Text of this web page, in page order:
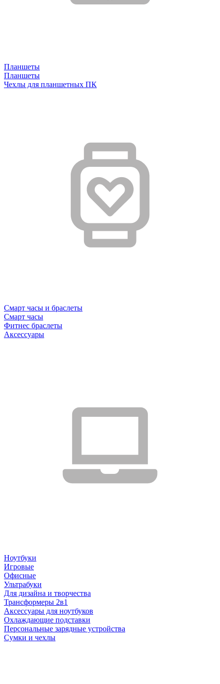
Планшеты
Планшеты
Чехлы для планшетных ПК
Смарт часы и браслеты
Смарт часы
Фитнес браслеты
Аксессуары
Ноутбуки
Игровые
Офисные
Ультрабуки
Для дизайна и творчества
Трансформеры 2в1
Аксессуары для ноутбуков
Охлаждающие подставки
Персональные зарядные устройства
Сумки и чехлы